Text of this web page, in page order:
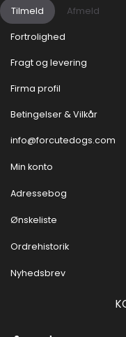
Tilmeld Afmeld
Fortrolighed
Fragt og levering
Firma profil
Betingelser & Vilkår
info@forcutedogs.com
Min konto
Adressebog
Ønskeliste
Ordrehistorik
Nyhedsbrev